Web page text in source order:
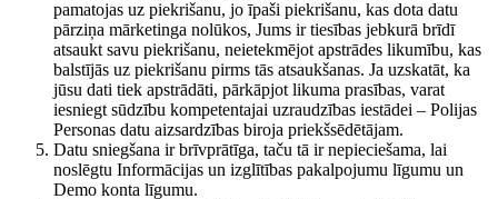
pamatojas uz piekrišanu, jo īpaši piekrišanu, kas dota datu
pārziņa mārketinga nolūkos, Jums ir tiesības jebkurā brīdī
atsaukt savu piekrišanu, neietekmējot apstrādes likumību, kas
balstījās uz piekrišanu pirms tās atsaukšanas. Ja uzskatāt, ka
jūsu dati tiek apstrādāti, pārkāpjot likuma prasības, varat
iesniegt sūdzību kompetentajai uzraudzības iestādei – Polijas
Personas datu aizsardzības biroja priekšsēdētājam.
Datu sniegšana ir brīvprātīga, taču tā ir nepieciešama, lai
noslēgtu Informācijas un izglītības pakalpojumu līgumu un
Demo konta līgumu.